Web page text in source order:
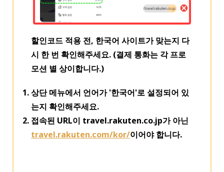
할인코드 적용 전, 한국어 사이트가 맞는지 다
시 한 번 확인해주세요. (결제 통화는 각 프로
모션 별 상이합니다.)
상단 메뉴에서 언어가 '한국어'로 설정되어 있
는지 확인해주세요.
접속된 URL이 travel.rakuten.co.jp가 아닌
travel.rakuten.com/kor/이어야 합니다.